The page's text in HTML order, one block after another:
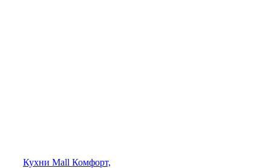
Кухни Mall Комфорт,